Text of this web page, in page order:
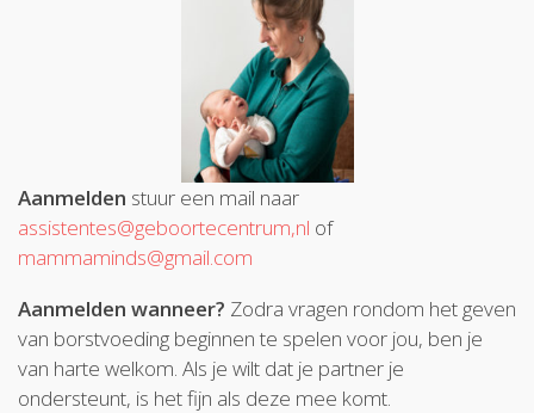
Aanmelden stuur een mail naar
assistentes@geboortecentrum,nl of
mammaminds@gmail.com
Aanmelden wanneer? Zodra vragen rondom het geven
van borstvoeding beginnen te spelen voor jou, ben je
van harte welkom. Als je wilt dat je partner je
ondersteunt, is het fijn als deze mee komt.